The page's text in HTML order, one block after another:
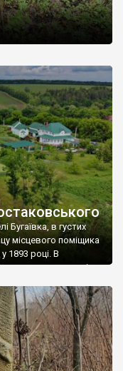
Бугаївка, в густих
місцевого поміщика
1893 році. В
школа, потім
лікарню. Коли із